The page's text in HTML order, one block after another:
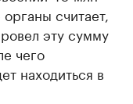
считает,
эту сумму
чего
находиться в